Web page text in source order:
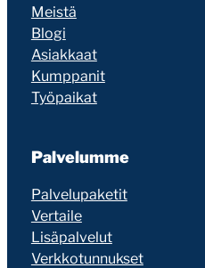
Meistä
Blogi
Asiakkaat
Kumppanit
Työpaikat
Palvelumme
Palvelupaketit
Vertaile
Lisäpalvelut
Verkkotunnukset